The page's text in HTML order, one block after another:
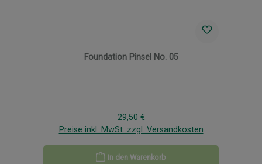
Foundation Pinsel No. 05
Regulärer Preis:
29,50 €
Preise inkl. MwSt. zzgl. Versandkosten
In den Warenkorb